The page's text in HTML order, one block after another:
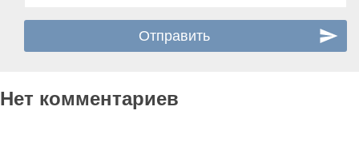
Нет комментариев